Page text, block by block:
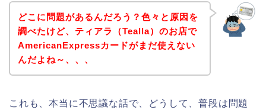
どこに問題があるんだろう？色々と原因を
調べたけど、ティアラ（Tealla）のお店で
AmericanExpressカードがまだ使えない
んだよね～、、、
これも、本当に不思議な話で、どうして、普段は問題